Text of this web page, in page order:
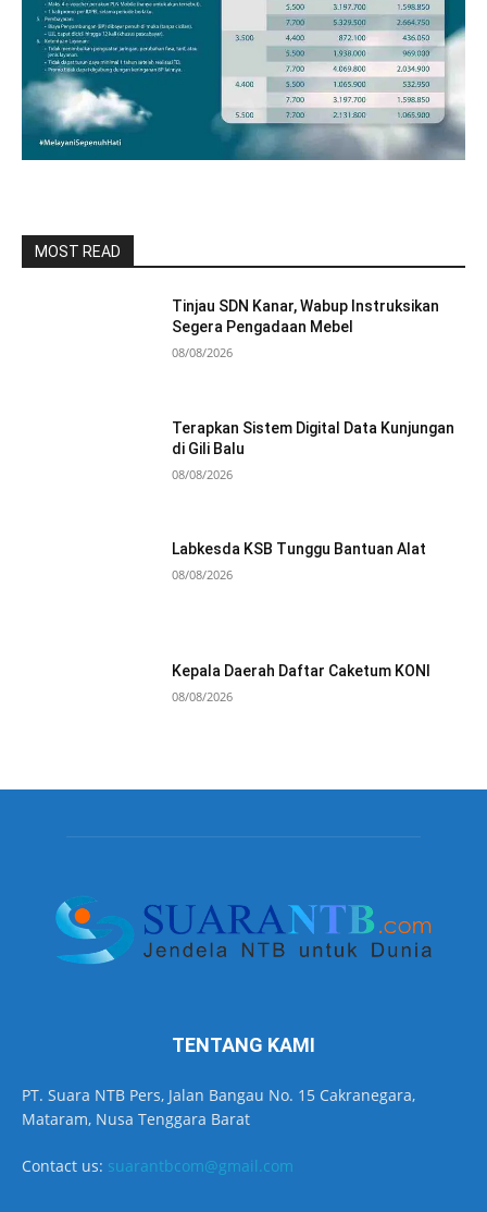
MOST READ
Tinjau SDN Kanar, Wabup Instruksikan
Segera Pengadaan Mebel
08/08/2026
Terapkan Sistem Digital Data Kunjungan
di Gili Balu
08/08/2026
Labkesda KSB Tunggu Bantuan Alat
08/08/2026
Kepala Daerah Daftar Caketum KONI
08/08/2026
TENTANG KAMI
PT. Suara NTB Pers, Jalan Bangau No. 15 Cakranegara,
Mataram, Nusa Tenggara Barat
Contact us: suarantbcom@gmail.com